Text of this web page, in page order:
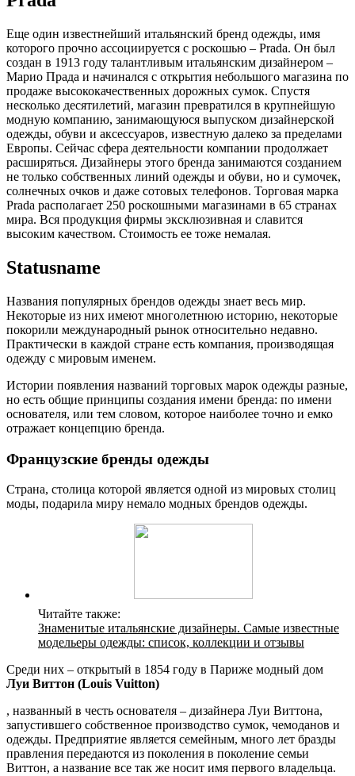
Еще один известнейший итальянский бренд одежды, имя
которого прочно ассоциируется с роскошью – Prada. Он был
создан в 1913 году талантливым итальянским дизайнером –
Марио Прада и начинался с открытия небольшого магазина по
продаже высококачественных дорожных сумок. Спустя
несколько десятилетий, магазин превратился в крупнейшую
модную компанию, занимающуюся выпуском дизайнерской
одежды, обуви и аксессуаров, известную далеко за пределами
Европы. Сейчас сфера деятельности компании продолжает
расширяться. Дизайнеры этого бренда занимаются созданием
не только собственных линий одежды и обуви, но и сумочек,
солнечных очков и даже сотовых телефонов. Торговая марка
Prada располагает 250 роскошными магазинами в 65 странах
мира. Вся продукция фирмы эксклюзивная и славится
высоким качеством. Стоимость ее тоже немалая.
Statusname
Названия популярных брендов одежды знает весь мир.
Некоторые из них имеют многолетнюю историю, некоторые
покорили международный рынок относительно недавно.
Практически в каждой стране есть компания, производящая
одежду с мировым именем.
Истории появления названий торговых марок одежды разные,
но есть общие принципы создания имени бренда: по имени
основателя, или тем словом, которое наиболее точно и емко
отражает концепцию бренда.
Французские бренды одежды
Страна, столица которой является одной из мировых столиц
моды, подарила миру немало модных брендов одежды.
Читайте также:
Знаменитые итальянские дизайнеры. Самые известные
модельеры одежды: список, коллекции и отзывы
Среди них – открытый в 1854 году в Париже модный дом
Луи Виттон (Louis Vuitton)
, названный в честь основателя – дизайнера Луи Виттона,
запустившего собственное производство сумок, чемоданов и
одежды. Предприятие является семейным, много лет бразды
правления передаются из поколения в поколение семьи
Виттон, а название все так же носит имя первого владельца.